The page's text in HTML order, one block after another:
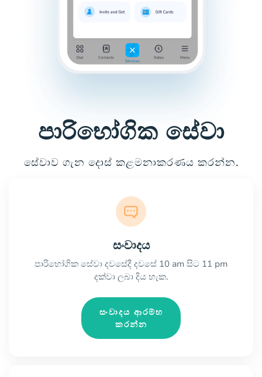
පාරිභෝගික සේවා
සේවාව ගැන දොස් කළමනාකරණය කරන්න.
සංවාදය
පාරිභෝගික සේවා දවසේදී දවසේ 10 am සිට 11 pm
දක්වා ලබා දිය හැක.
සංවාදය ආරම්භ
කරන්න